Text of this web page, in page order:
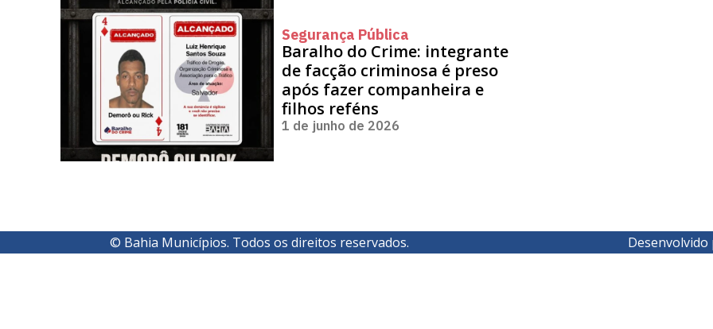
Segurança Pública
Baralho do Crime: integrante
de facção criminosa é preso
após fazer companheira e
filhos reféns
1 de junho de 2026
© Bahia Municípios. Todos os direitos reservados. Desenvolvido